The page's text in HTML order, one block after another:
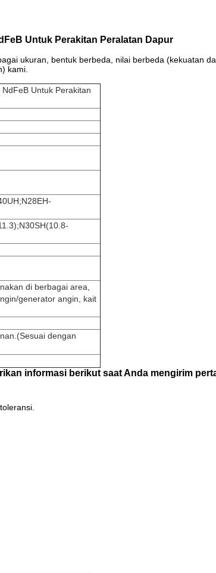
Untuk Perakitan Peralatan Dapur
ukuran, bentuk berbeda, nilai berbeda (kekuatan
kami.
Untuk Perakitan
di berbagai area,
generator angin, kait
dengan
informasi berikut saat Anda mengirim